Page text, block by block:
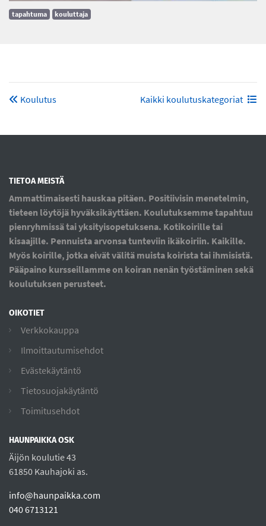
tapahtuma kouluttaja
Koulutus Kaikki koulutuskategoriat
TIETOA MEISTÄ
Ammattimaisesti hauskaa pitäen. Positiivisin menetelmin,
tieteen löytöjä hyväksikäyttäen. Koulutuksemme tapahtuu
pienryhmissä tai yksityisopetuksena. Kotikoirille tai
kisaajille. Pennuista arvonsa tunteviin ikäkoiriin. Kaikille.
Myös koirille, jotka eivät välitä muista koirista tai ihmisistä.
Pääpaino kursseillamme on koiran nenän työstäminen sekä
koulutuksen perusteet.
OIKOTIET
Verkkokauppa
Ilmoittautumisehdot
Evästekäytäntö
Tietosuojakäytäntö
Toimitusehdot
HAUNPAIKKA OSK
Äijön koulutie 43
61850 Kauhajoki as.
info@haunpaikka.com
040 6713121